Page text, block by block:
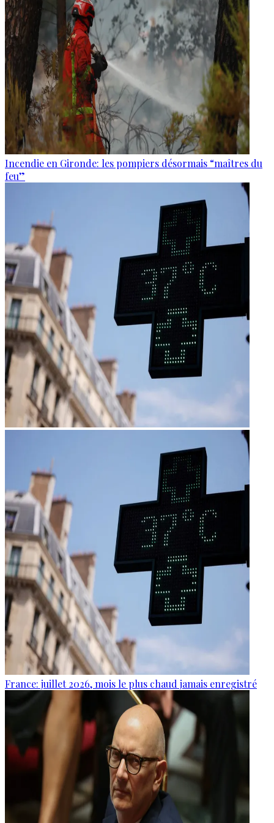
Incendie en Gironde: les pompiers désormais “maîtres du
feu”
France: juillet 2026, mois le plus chaud jamais enregistré